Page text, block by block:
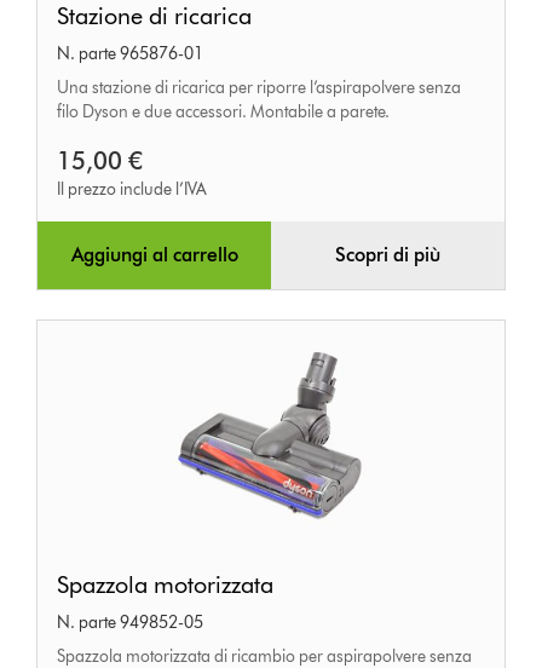
di
ricarica
Stazione di ricarica
N. parte 965876-01
Una stazione di ricarica per riporre l’aspirapolvere senza
filo Dyson e due accessori. Montabile a parete.
15,00 €
Il prezzo include l’IVA
Aggiungi al carrello Scopri di più
motorizzata
Spazzola motorizzata
N. parte 949852-05
Spazzola motorizzata di ricambio per aspirapolvere senza